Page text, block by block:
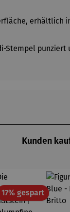
erhältlich
Stempel
Kunden
17% gespartRabatt